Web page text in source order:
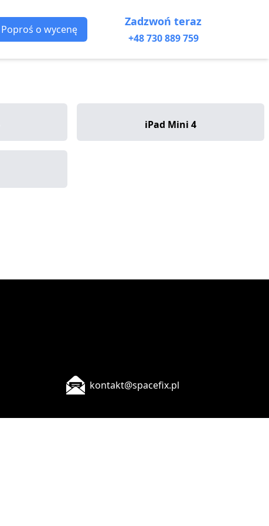
Poproś o wycenę
Zadzwoń teraz
+48 730 889 759
iPad Mini 4
kontakt@spacefix.pl